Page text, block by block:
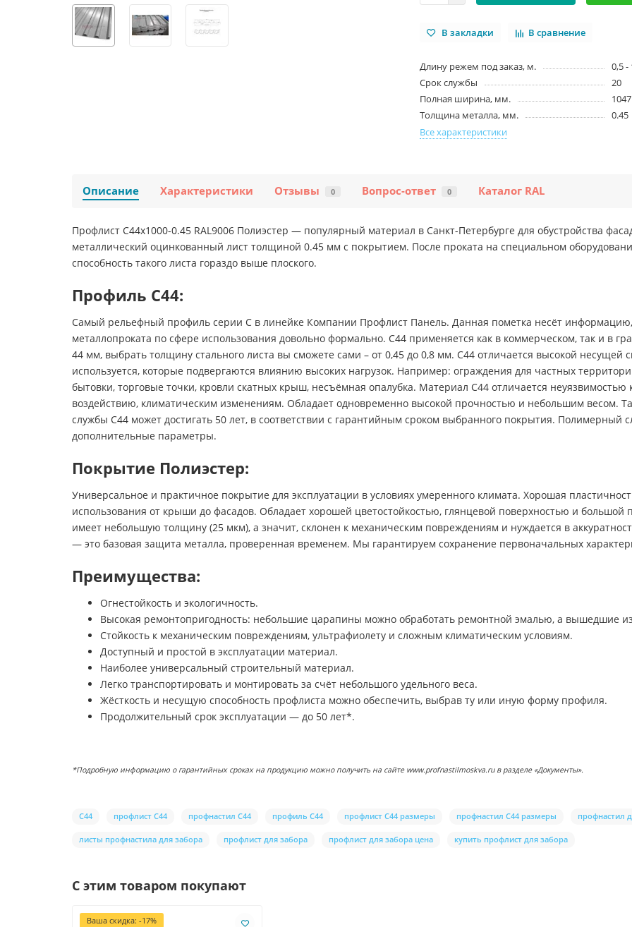
В закладки В сравнение
Длину режем под заказ, м.
0,5 -
Срок службы
20
Полная ширина, мм.
1047
Толщина металла, мм.
0.45
Все характеристики
Описание Характеристики Отзывы 0 Вопрос-ответ 0 Каталог RAL
Профлист С44х1000-0.45 RAL9006 Полиэстер — популярный материал в Санкт-Петербурге для обустройства
металлический оцинкованный лист толщиной 0.45 мм с покрытием. После проката на специальном
способность такого листа гораздо выше плоского.
Профиль С44:
Самый рельефный профиль серии С в линейке Компании Профлист Панель. Данная пометка несёт информацию,
металлопроката по сфере использования довольно формально. С44 применяется как в коммерческом, так и в
44 мм, выбрать толщину стального листа вы сможете сами – от 0,45 до 0,8 мм. С44 отличается высокой несущей
используется, которые подвергаются влиянию высоких нагрузок. Например: ограждения для частных
бытовки, торговые точки, кровли скатных крыш, несъёмная опалубка. Материал С44 отличается
воздействию, климатическим изменениям. Обладает одновременно высокой прочностью и небольшим весом.
службы С44 может достигать 50 лет, в соответствии с гарантийным сроком выбранного покрытия. Полимерный
дополнительные параметры.
Покрытие Полиэстер:
Универсальное и практичное покрытие для эксплуатации в условиях умеренного климата. Хорошая
использования от крыши до фасадов. Обладает хорошей цветостойкостью, глянцевой поверхностью и большой
имеет небольшую толщину (25 мкм), а значит, склонен к механическим повреждениям и нуждается в
— это базовая защита металла, проверенная временем. Мы гарантируем сохранение первоначальных
Преимущества:
Огнестойкость и экологичность.
Высокая ремонтопригодность: небольшие царапины можно обработать ремонтной эмалью, а вышедшие
Стойкость к механическим повреждениям, ультрафиолету и сложным климатическим условиям.
Доступный и простой в эксплуатации материал.
Наиболее универсальный строительный материал.
Легко транспортировать и монтировать за счёт небольшого удельного веса.
Жёсткость и несущую способность профлиста можно обеспечить, выбрав ту или иную форму профиля.
Продолжительный срок эксплуатации — до 50 лет*.
*Подробную информацию о гарантийных сроках на продукцию можно получить на сайте www.profnastilmoskva.ru в разделе «Документы».
С44 профлист С44 профнастил С44 профиль С44 профлист С44 размеры профнастил С44 размеры профнастил
листы профнастила для забора профлист для забора профлист для забора цена купить профлист для забора
С этим товаром покупают
Ваша скидка: -17%